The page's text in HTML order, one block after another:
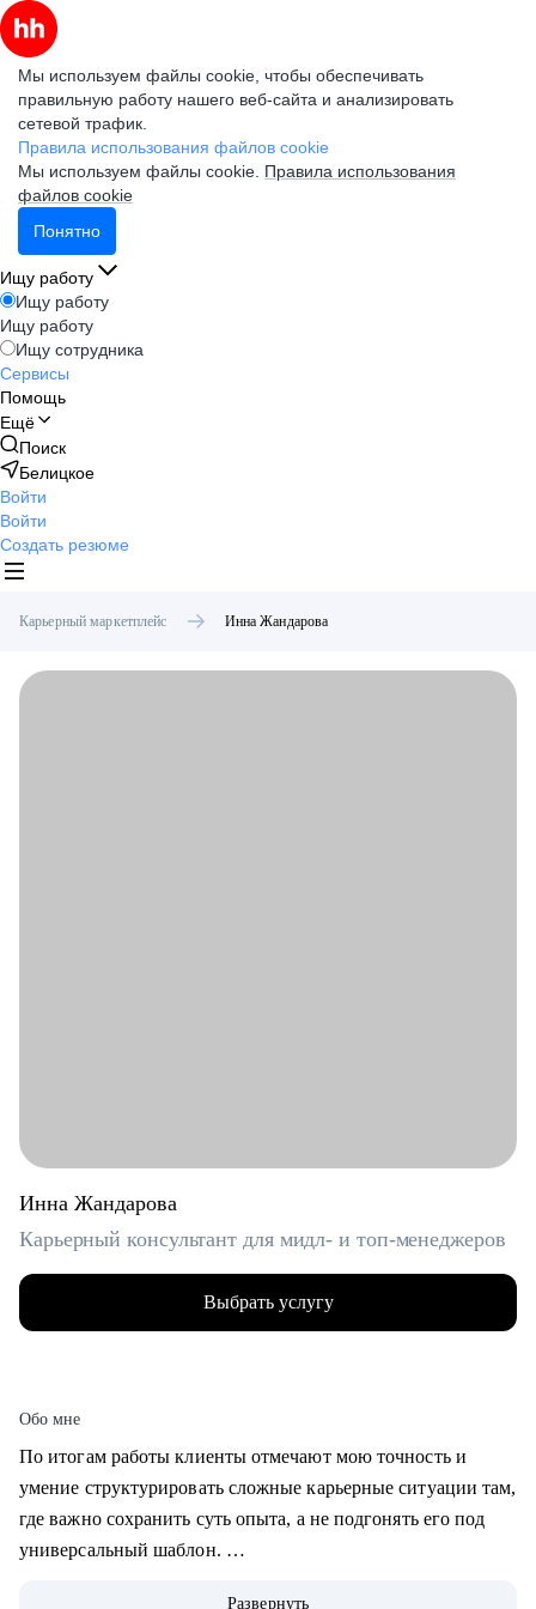
Мы используем файлы cookie, чтобы обеспечивать
правильную работу нашего веб-сайта и анализировать
сетевой трафик.
Правила использования файлов cookie
Мы используем файлы cookie. Правила использования
файлов cookie
Понятно
Ищу работу
Ищу работу
Ищу работу
Ищу сотрудника
Сервисы
Помощь
Ещё
Поиск
Белицкое
Войти
Войти
Создать резюме
Карьерный маркетплейс Инна Жандарова
Инна Жандарова
Карьерный консультант для мидл- и топ-менеджеров
Выбрать услугу
Обо мне
По итогам работы клиенты отмечают мою точность и
умение структурировать сложные карьерные ситуации там,
где важно сохранить суть опыта, а не подгонять его под
универсальный шаблон.
Развернуть